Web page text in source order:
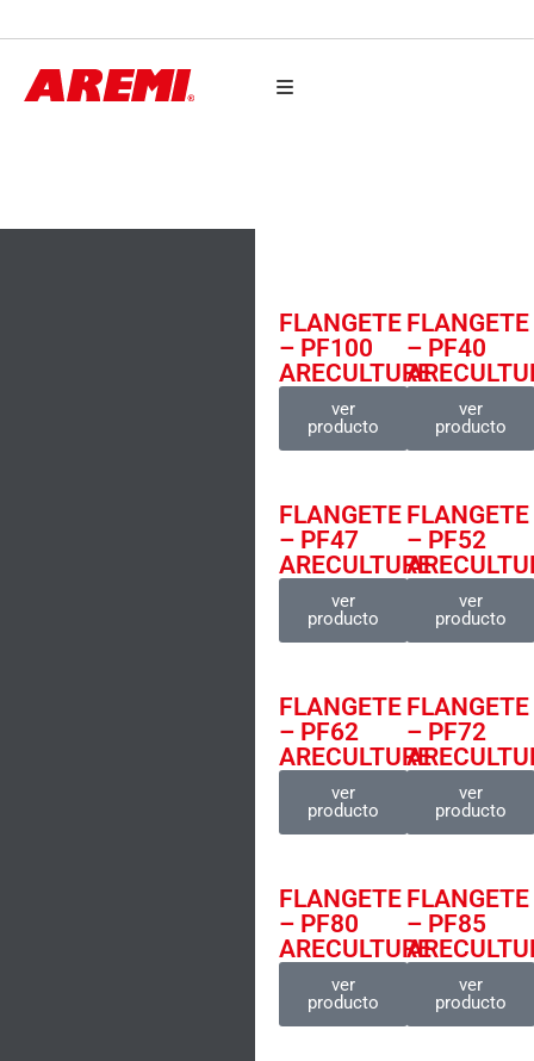
FLANGETE
– PF100
ARECULTURE
ver
producto
FLANGETE
– PF40
ver
producto
FLANGETE
– PF47
ARECULTURE
ver
producto
FLANGETE
– PF52
ver
producto
FLANGETE
– PF62
ARECULTURE
ver
producto
FLANGETE
– PF72
ver
producto
FLANGETE
– PF80
ARECULTURE
ver
producto
FLANGETE
– PF85
ver
producto